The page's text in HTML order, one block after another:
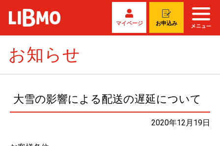
マイページ お申込み
お知らせ
大雪の影響による配送の遅延について
2020年12月19日